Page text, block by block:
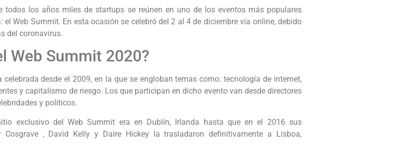
todos los años miles de startups se reúnen en uno de los eventos más populares
el Web Summit. En esta ocasión se celebró del 2 al 4 de diciembre vía online, debido
del coronavirus.
Web Summit 2020?
celebrada desde el 2009, en la que se engloban temas como: tecnología de internet,
y capitalismo de riesgo. Los que participan en dicho evento van desde directores
y políticos.
exclusivo del Web Summit era en Dublín, Irlanda hasta que en el 2016 sus
Cosgrave , David Kelly y Daire Hickey la trasladaron definitivamente a Lisboa,